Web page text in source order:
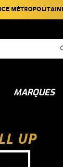
MARQUES
UP